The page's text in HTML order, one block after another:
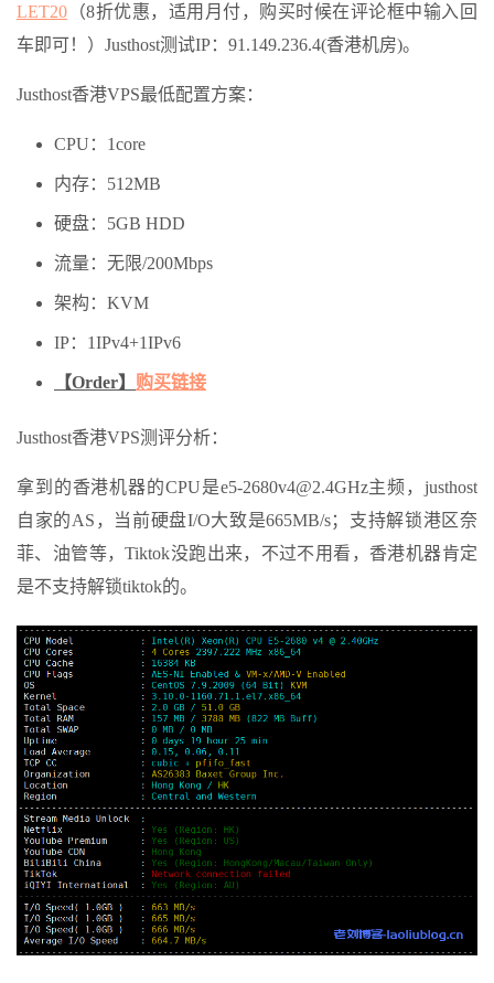
LET20 （8折优惠，适用月付，购买时候在评论框中输入回
车即可！）Justhost测试IP：91.149.236.4(香港机房)。
Justhost香港VPS最低配置方案：
CPU：1core
内存：512MB
硬盘：5GB HDD
流量：无限/200Mbps
架构：KVM
IP：1IPv4+1IPv6
【Order】 购买链接
Justhost香港VPS测评分析：
拿到的香港机器的CPU是e5-2680v4@2.4GHz主频，justhost
自家的AS，当前硬盘I/O大致是665MB/s；支持解锁港区奈
菲、油管等，Tiktok没跑出来，不过不用看，香港机器肯定
是不支持解锁tiktok的。